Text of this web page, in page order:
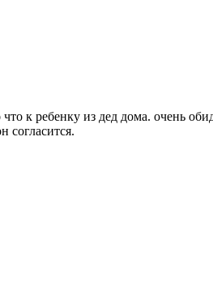
к ребенку из дед дома. очень
согласится.